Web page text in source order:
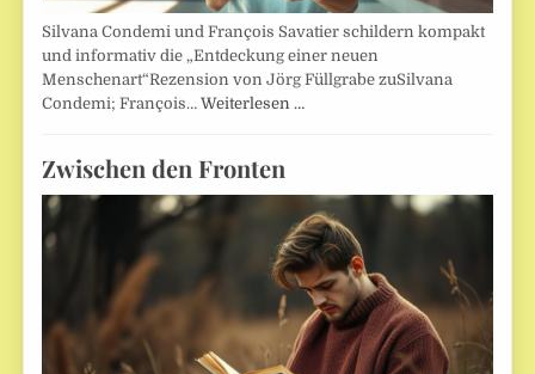
Silvana Condemi und François Savatier schildern kompakt
und informativ die „Entdeckung einer neuen
Menschenart“Rezension von Jörg Füllgrabe zuSilvana
Condemi; François…Weiterlesen …
Zwischen den Fronten